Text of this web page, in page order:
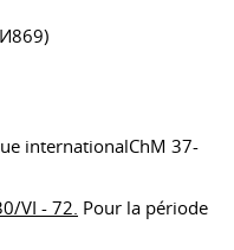
internationalChM 37-
VI - 72. Pour la période